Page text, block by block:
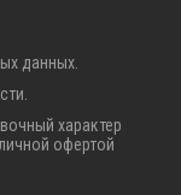
данных.
характер
офертой